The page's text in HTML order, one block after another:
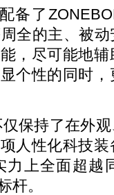
备了
全的主、被
，尽可能地
个性的同时
保持了在外
人性化科技
上全面超越
杆。